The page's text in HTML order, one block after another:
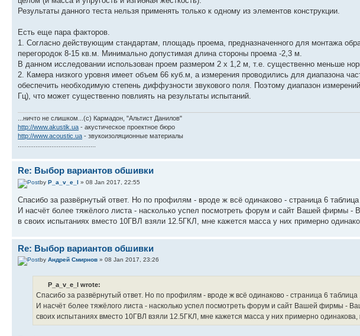
Результаты данного теста нельзя применять только к одному из элементов конструкции.
Есть еще пара факторов.
1. Согласно действующим стандартам, площадь проема, предназначенного для монтажа
перегородок 8-15 кв.м. Минимально допустимая длина стороны проема -2,3 м.
В данном исследовании использован проем размером 2 х 1,2 м, т.е. существенно меньше
2. Камера низкого уровня имеет объем 66 куб.м, а измерения проводились для диапазона
обеспечить необходимую степень диффузности звукового поля. Поэтому диапазон
Гц), что может существенно повлиять на результаты испытаний.
...ничто не слишком...(с) Кармадон, "Альтист Данилов"
http://www.akustik.ua - акустическое проектное бюро
http://www.acoustic.ua - звукоизоляционные материалы
Re: Выбор вариантов обшивки
by P_a_v_e_l » 08 Jan 2017, 22:55
Спасибо за развёрнутый ответ. Но по профилям - вроде ж всё одинаково - страница 6
И насчёт более тяжёлого листа - насколько успел посмотреть форум и сайт Вашей фирмы
в своих испытаниях вместо 10ГВЛ взяли 12.5ГКЛ, мне кажется масса у них примерно
Re: Выбор вариантов обшивки
by Андрей Смирнов » 08 Jan 2017, 23:26
P_a_v_e_l wrote:
Спасибо за развёрнутый ответ. Но по профилям - вроде ж всё одинаково - страница 6 таблица
И насчёт более тяжёлого листа - насколько успел посмотреть форум и сайт Вашей фирмы -
своих испытаниях вместо 10ГВЛ взяли 12.5ГКЛ, мне кажется масса у них примерно